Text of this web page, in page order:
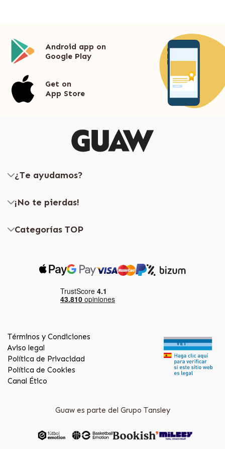
Android app on
Google Play
Get on
App Store
¿Te ayudamos?
¡No te pierdas!
Categorías TOP
Términos y Condiciones
Aviso legal
Política de Privacidad
Política de Cookies
Canal Ético
Guaw es parte del Grupo Tansley